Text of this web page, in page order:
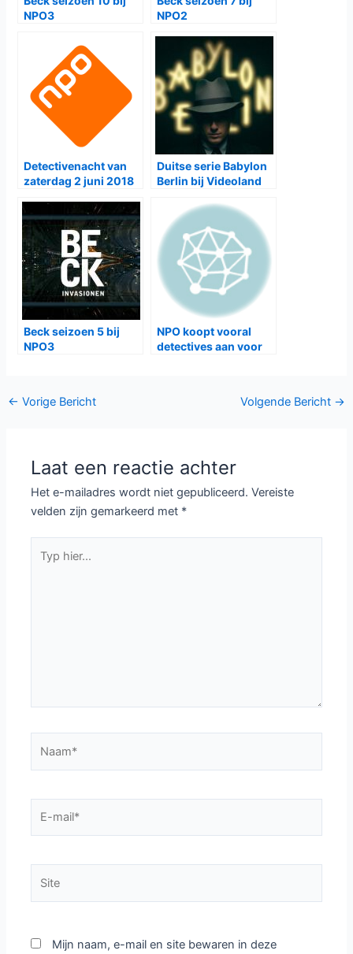
NPO3
NPO2
Detectivenacht van
zaterdag 2 juni 2018
Duitse serie Babylon
Berlin bij Videoland
Beck seizoen 5 bij
NPO3
NPO koopt vooral
detectives aan voor
Bericht
← Vorige Bericht Volgende Bericht →
Laat een reactie achter
Het e-mailadres wordt niet gepubliceerd. Vereiste
velden zijn gemarkeerd met *
hier...
Mijn naam, e-mail en site bewaren in deze